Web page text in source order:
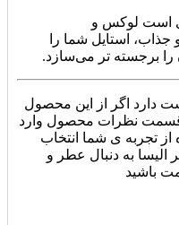
است لوکس و
استایل شما را
برجسته‌ تر می‌سازد.
دارد اگر از این محصول
قسمت نظرات محصول وارد
از تجربه ی شما انتخاب
الیسا به دنبال عطر و
باشید